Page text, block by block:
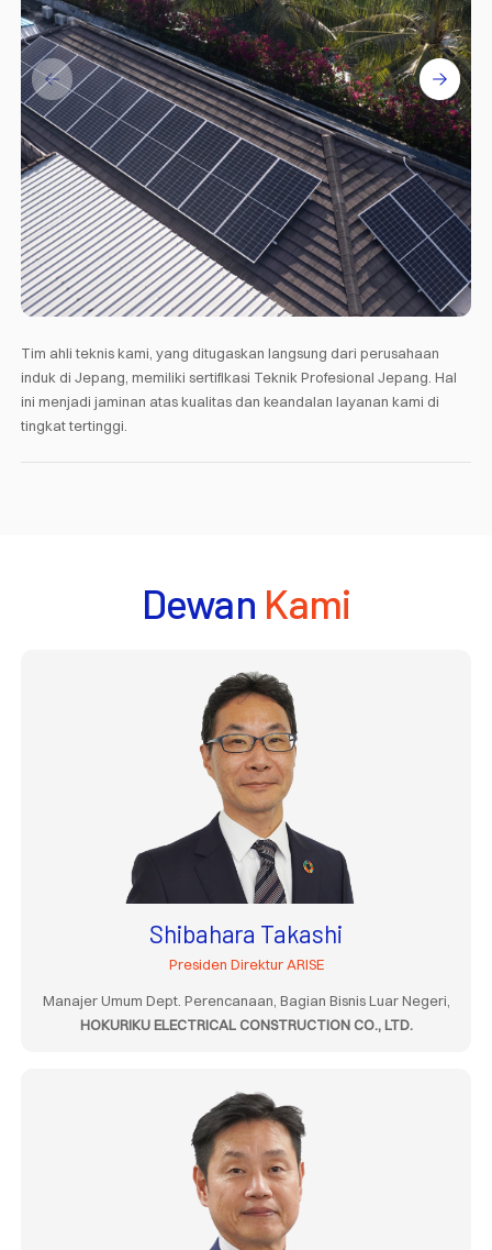
Tim ahli teknis kami, yang ditugaskan langsung dari perusahaan
induk di Jepang, memiliki sertifikasi Teknik Profesional Jepang. Hal
ini menjadi jaminan atas kualitas dan keandalan layanan kami di
tingkat tertinggi.
Dewan Kami
Shibahara Takashi
Presiden Direktur ARISE
Manajer Umum Dept. Perencanaan, Bagian Bisnis Luar Negeri,
HOKURIKU ELECTRICAL CONSTRUCTION CO., LTD.